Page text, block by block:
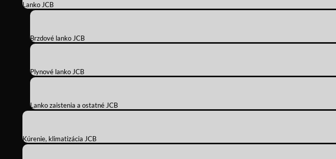
Lanko JCB
Brzdové lanko JCB
Plynové lanko JCB
Lanko zaistenia a ostatné JCB
Kúrenie, klimatizácia JCB